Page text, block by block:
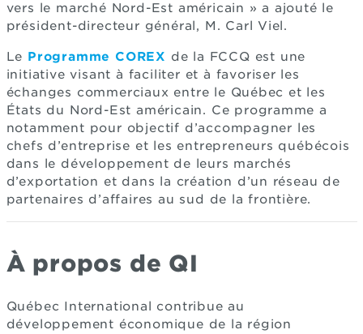
vers le marché Nord-Est américain » a ajouté le
président-directeur général, M. Carl Viel.
Le Programme COREX de la FCCQ est une
initiative visant à faciliter et à favoriser les
échanges commerciaux entre le Québec et les
États du Nord-Est américain. Ce programme a
notamment pour objectif d’accompagner les
chefs d’entreprise et les entrepreneurs québécois
dans le développement de leurs marchés
d’exportation et dans la création d’un réseau de
partenaires d’affaires au sud de la frontière.
À propos de QI
Québec International contribue au
développement économique de la région